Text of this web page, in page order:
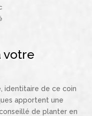
votre
identitaire de ce coin
apportent une
de planter en